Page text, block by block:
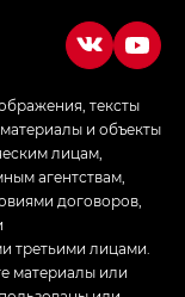
тексты
и объекты
лицам,
агентствам,
договоров,
третьими лицами.
материалы или